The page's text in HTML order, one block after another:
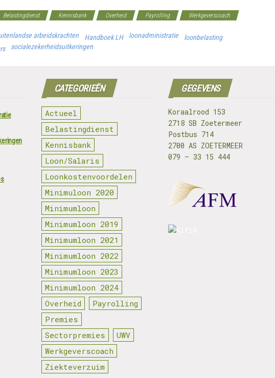
Belastingdienst Kennisbank Overheid Payrolling Werkgeverscoach
arbeidskrachten Handboek LH loonadministratie
loonbelasting
socialezekerheidsuitkeringen
CATEGORIEËN
Actueel
Belastingdienst
Kennisbank
Loon/Salaris
Loonkostenvoordelen
Minimuloon 2020
Minimumloon
Minimumloon 2019
Minimumloon 2021
Minimumloon 2022
Minimumloon 2023
Minimumloon 2024
Overheid
Payrolling
Premies
Sectorpremies
UWV
Werkgeverscoach
Ziekteverzuim
GEGEVENS
Koraalrood 153
2718 SB Zoetermeer
Postbus 714
2700 AS ZOETERMEER
079 – 33 15 444